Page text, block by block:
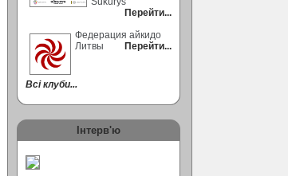
Перейти...
Федерация айкидо
Литвы
Перейти...
Всі клуби...
Інтерв'ю